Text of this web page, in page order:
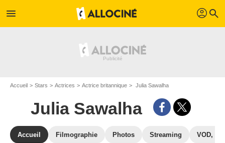
menu profil search
Accueil Stars Actrices Actrice britannique Julia Sawalha
Julia Sawalha
Accueil Filmographie Photos Streaming VOD,